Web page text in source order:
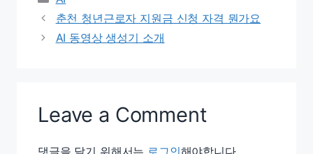
춘천 청년근로자 지원금 신청 자격 뭔가요
AI 동영상 생성기 소개
Leave a Comment
댓글을 달기 위해서는 로그인해야합니다.